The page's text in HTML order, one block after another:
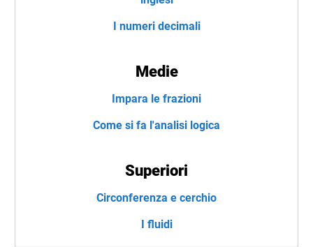
I numeri decimali
Medie
Impara le frazioni
Come si fa l'analisi logica
Superiori
Circonferenza e cerchio
I fluidi